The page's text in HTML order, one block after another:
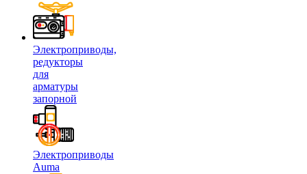
Электроприводы,
редукторы
для
арматуры
запорной
Электроприводы
Auma